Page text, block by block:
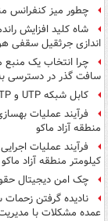
چطور میز کنفرانس
شاه ‌کلید افزایش
‌اندازی جرثقیل سقفی
چرا انتخاب یک منبع
سافت گذر در دسترسی
کابل شبکه UTP و SFTP چیست؟ انواع و تفاوت‌ آنها
فرآیند عملیات
منطقه آزاد ماکو
کیلومتر منطقه آزاد ماکو
چک امن دیجیتال
نادیده گرفتن
عمده مشکلات با